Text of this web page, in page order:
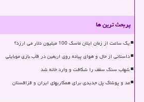
پربحث ترین ها
یک ساعت از زمان ایلان ماسک 100 میلیون دلار می ارزد؟
داستانی از حال و هوای پیاده روی اربعین در قاب بازی موبایلی
شهاب سنگ سقف را شکافت و وارد خانه شد
مد و پوشاک پل جدیدی برای همکاریهای ایران و قزاقستان